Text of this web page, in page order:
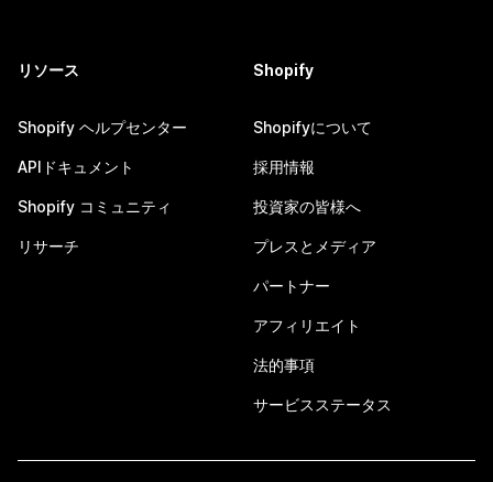
リソース
Shopify ヘルプセンター
APIドキュメント
Shopify コミュニティ
リサーチ
Shopify
Shopifyについて
採用情報
投資家の皆様へ
プレスとメディア
パートナー
アフィリエイト
法的事項
サービスステータス